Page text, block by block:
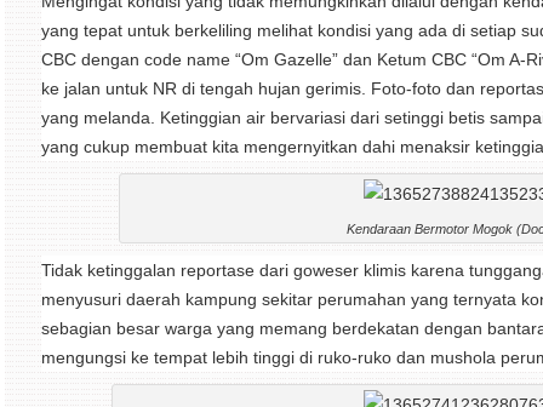
yang tepat untuk berkeliling melihat kondisi yang ada di setiap
CBC dengan code name “Om Gazelle” dan Ketum CBC “Om A-
ke jalan untuk NR di tengah hujan gerimis. Foto-foto dan
yang melanda. Ketinggian air bervariasi dari setinggi betis
yang cukup membuat kita mengernyitkan dahi menaksir
Kendaraan Bermotor Mogok
Tidak ketinggalan reportase dari goweser klimis karena
menyusuri daerah kampung sekitar perumahan yang ternyata
sebagian besar warga yang memang berdekatan dengan
mengungsi ke tempat lebih tinggi di ruko-ruko dan mushola